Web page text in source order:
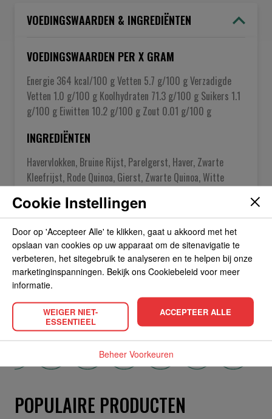
VOEDINGSWAARDEN & INGREDIËNTEN
VOEDINGSWAARDEN PER X GRAM
Energie 364 kcal/100 g Vetten 5.7 g/100 g Verzadigde
Vetten 1.0 g/100 g Koolhydraten 71.3 g/100 g Suikers 1.1
g/100 g Eiwitten 10.2 g/100 g Zout 0.01 g/100 g
INGREDIËNTEN
Havervlokken, Bruine Rijst, Parelgerst, Haver, Zwarte
Kleefrijst, Rode Quinoa, Gierst, Zwarte Quinoa, Witte
OVER DE FABRIKANT
ALLERGIEËN
OVERIGE INFORMATIE
POPULAIRE PRODUCTEN
Cookie Instellingen
Door op 'Accepteer Alle' te klikken, gaat u akkoord met het
opslaan van cookies op uw apparaat om de sitenavigatie te
verbeteren, het sitegebruik te analyseren en te helpen bij onze
marketinginspanningen. Bekijk ons Cookiebeleid voor meer
informatie.
WEIGER NIET-
ESSENTIEEL
ACCEPTEER ALLE
Beheer Voorkeuren